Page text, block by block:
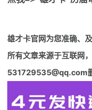
雄才卡官网为您准确、
所有文章来源于互联网
531729535@qq.com